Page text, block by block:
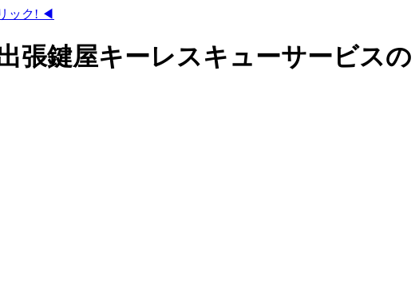
ック! ◀
張鍵屋キーレスキューサービスの